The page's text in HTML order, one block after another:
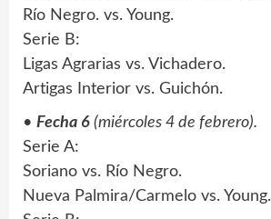
Río Negro. vs. Young.
Serie B:
Ligas Agrarias vs. Vichadero.
Artigas Interior vs. Guichón.
• Fecha 6 (miércoles 4 de febrero).
Serie A:
Soriano vs. Río Negro.
Nueva Palmira/Carmelo vs. Young.